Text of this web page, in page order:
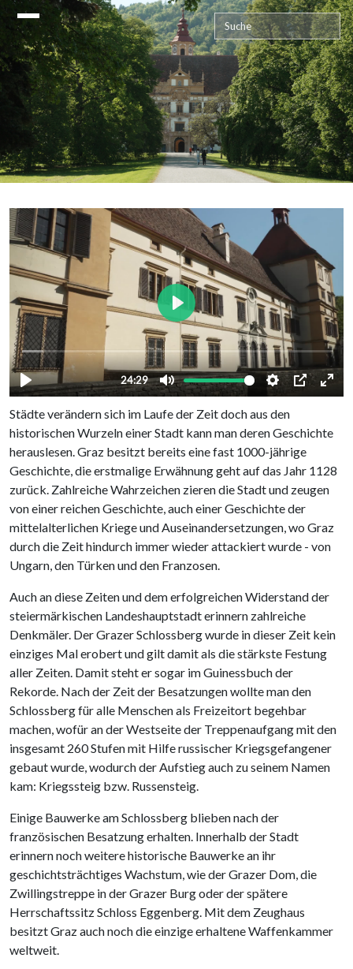
Das historische Graz
Städte verändern sich im Laufe der Zeit doch aus den
historischen Wurzeln einer Stadt kann man deren Geschichte
herauslesen. Graz besitzt bereits eine fast 1000-jährige
Geschichte, die erstmalige Erwähnung geht auf das Jahr 1128
zurück. Zahlreiche Wahrzeichen zieren die Stadt und zeugen
von einer reichen Geschichte, auch einer Geschichte der
mittelalterlichen Kriege und Auseinandersetzungen, wo Graz
durch die Zeit hindurch immer wieder attackiert wurde - von
Ungarn, den Türken und den Franzosen.
Auch an diese Zeiten und dem erfolgreichen Widerstand der
steiermärkischen Landeshauptstadt erinnern zahlreiche
Denkmäler. Der Grazer Schlossberg wurde in dieser Zeit kein
einziges Mal erobert und gilt damit als die stärkste Festung
aller Zeiten. Damit steht er sogar im Guinessbuch der
Rekorde. Nach der Zeit der Besatzungen wollte man den
Schlossberg für alle Menschen als Freizeitort begehbar
machen, wofür an der Westseite der Treppenaufgang mit den
insgesamt 260 Stufen mit Hilfe russischer Kriegsgefangener
gebaut wurde, wodurch der Aufstieg auch zu seinem Namen
kam: Kriegssteig bzw. Russensteig.
Einige Bauwerke am Schlossberg blieben nach der
französischen Besatzung erhalten. Innerhalb der Stadt
erinnern noch weitere historische Bauwerke an ihr
geschichtsträchtiges Wachstum, wie der Grazer Dom, die
Zwillingstreppe in der Grazer Burg oder der spätere
Herrschaftssitz Schloss Eggenberg. Mit dem Zeughaus
besitzt Graz auch noch die einzige erhaltene Waffenkammer
weltweit.